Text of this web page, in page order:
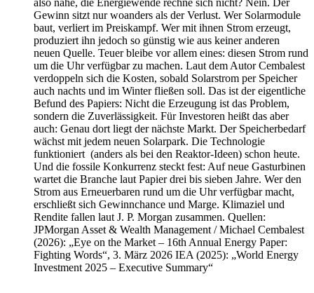
Gewinn sitzt nur woanders als der Verlust. Wer Solarmodule
baut, verliert im Preiskampf. Wer mit ihnen Strom erzeugt,
produziert ihn jedoch so günstig wie aus keiner anderen
neuen Quelle. Teuer bleibe vor allem eines: diesen Strom rund
um die Uhr verfügbar zu machen. Laut dem Autor Cembalest
verdoppeln sich die Kosten, sobald Solarstrom per Speicher
auch nachts und im Winter fließen soll. Das ist der eigentliche
Befund des Papiers: Nicht die Erzeugung ist das Problem,
sondern die Zuverlässigkeit. Für Investoren heißt das aber
auch: Genau dort liegt der nächste Markt. Der Speicherbedarf
wächst mit jedem neuen Solarpark. Die Technologie
funktioniert (anders als bei den Reaktor-Ideen) schon heute.
Und die fossile Konkurrenz steckt fest: Auf neue Gasturbinen
wartet die Branche laut Papier drei bis sieben Jahre. Wer den
Strom aus Erneuerbaren rund um die Uhr verfügbar macht,
erschließt sich Gewinnchance und Marge. Klimaziel und
Rendite fallen laut J. P. Morgan zusammen. Quellen:
JPMorgan Asset & Wealth Management / Michael Cembalest
(2026): „Eye on the Market – 16th Annual Energy Paper:
Fighting Words“, 3. März 2026 IEA (2025): „World Energy
Investment 2025 – Executive Summary“